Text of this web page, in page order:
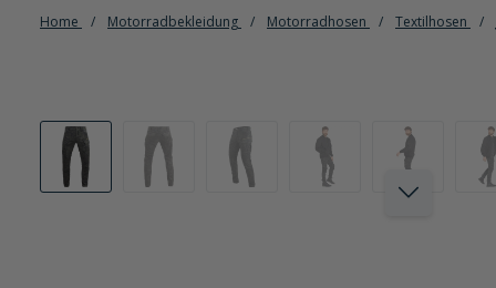
Home Motorradbekleidung Motorradhosen Textilhosen
Bildergalerie überspringen